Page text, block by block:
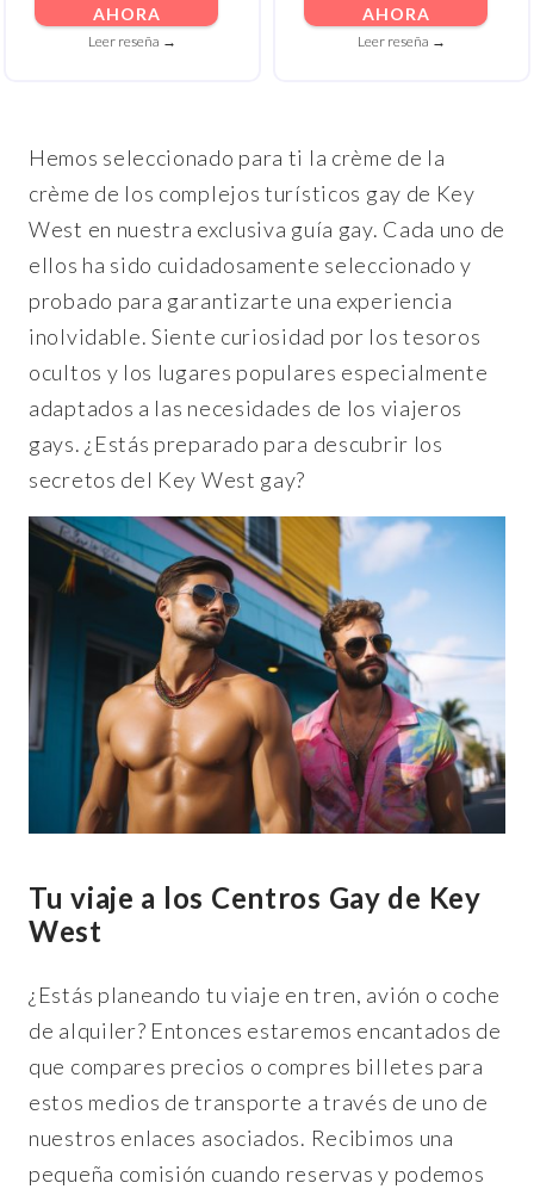
AHORA
Leer reseña →
AHORA
Leer reseña →
Hemos seleccionado para ti la crème de la
crème de los complejos turísticos gay de Key
West en nuestra exclusiva guía gay. Cada uno de
ellos ha sido cuidadosamente seleccionado y
probado para garantizarte una experiencia
inolvidable. Siente curiosidad por los tesoros
ocultos y los lugares populares especialmente
adaptados a las necesidades de los viajeros
gays. ¿Estás preparado para descubrir los
secretos del Key West gay?
Tu viaje a los Centros Gay de Key
West
¿Estás planeando tu viaje en tren, avión o coche
de alquiler? Entonces estaremos encantados de
que compares precios o compres billetes para
estos medios de transporte a través de uno de
nuestros enlaces asociados. Recibimos una
pequeña comisión cuando reservas y podemos